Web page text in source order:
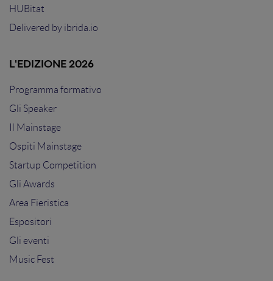
HUBitat
Delivered by ibrida.io
L'EDIZIONE 2026
Programma formativo
Gli Speaker
Il Mainstage
Ospiti Mainstage
Startup Competition
Gli Awards
Area Fieristica
Espositori
Gli eventi
Music Fest